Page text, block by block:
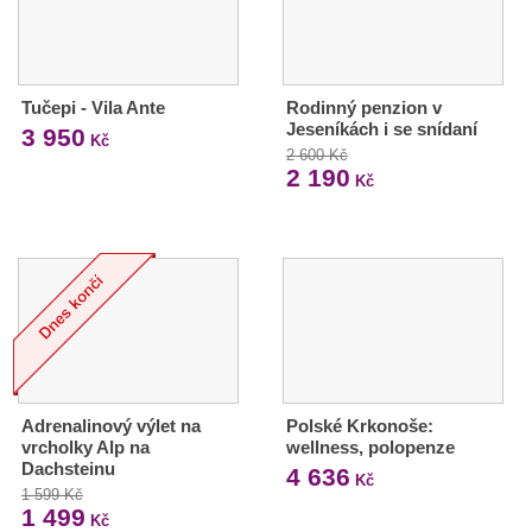
Tučepi - Vila Ante
3 950 Kč
Rodinný penzion v
Jeseníkách i se snídaní
2 600 Kč
2 190 Kč
Adrenalinový výlet na
vrcholky Alp na
Dachsteinu
1 599 Kč
1 499 Kč
Polské Krkonoše:
wellness, polopenze
4 636 Kč